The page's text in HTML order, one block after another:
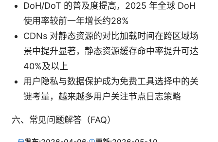
DoH/DoT 的普及度提高，2025 年全球 DoH
使用率较前一年增长约28%
CDNs 对静态资源的对比加载时间在跨区域场
景中提升显著，静态资源缓存命中率提升可达
40%及以上
用户隐私与数据保护成为免费工具选择中的关
键考量，越来越多用户关注节点日志策略
六、常见问题解答（FAQ）